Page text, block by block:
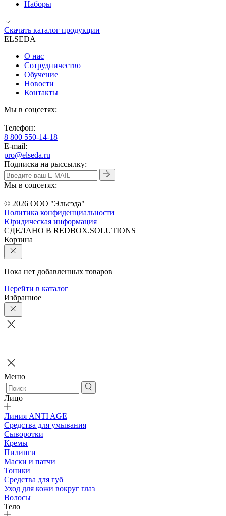
Наборы
Скачать каталог продукции
ELSEDA
О нас
Сотрудничество
Обучение
Новости
Контакты
Мы в соцсетях:
Телефон:
8 800 550-14-18
E-mail:
pro@elseda.ru
Подписка на рыссылку:
Мы в соцсетях:
© 2026 ООО "Эльсэда"
Политика конфиденциальности
Юридическая информация
CДЕЛАНО В REDBOX.SOLUTIONS
Корзина
Пока нет добавленных товаров
Перейти в каталог
Избранное
Меню
Лицо
Линия ANTI AGE
Средства для умывания
Сыворотки
Кремы
Пилинги
Маски и патчи
Тоники
Средства для губ
Уход для кожи вокруг глаз
Волосы
Тело